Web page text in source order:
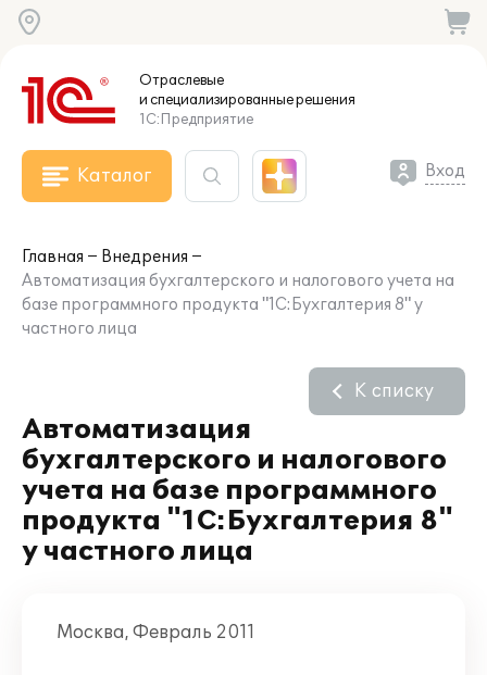
Отраслевые
и специализированныерешения
1С:Предприятие
Каталог Вход
Главная
Внедрения
Автоматизация бухгалтерского и налогового учета на
базе программного продукта "1С:Бухгалтерия 8" у
частного лица
Автоматизация
бухгалтерского и налогового
учета на базе программного
продукта "1С:Бухгалтерия 8"
у частного лица
К списку
Москва, Февраль 2011